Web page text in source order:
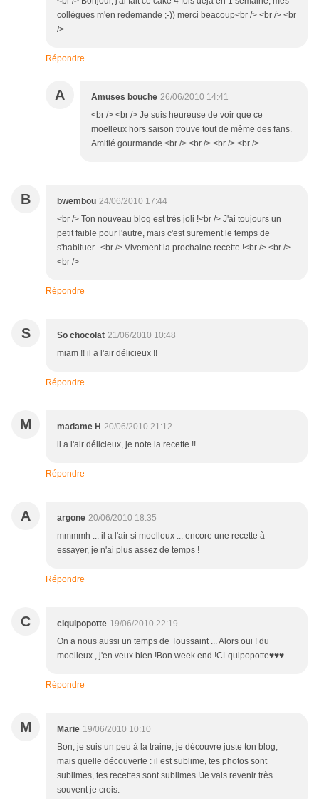
collègues m'en redemande ;-)) merci beacoup<br /> <br /> <br
/>
Répondre
A Amuses bouche 26/06/2010 14:41
<br /> <br /> Je suis heureuse de voir que ce
moelleux hors saison trouve tout de même des fans.
Amitié gourmande.<br /> <br /> <br /> <br />
B bwembou 24/06/2010 17:44
<br /> Ton nouveau blog est très joli !<br /> J'ai toujours un
petit faible pour l'autre, mais c'est surement le temps de
s'habituer...<br /> Vivement la prochaine recette !<br /> <br />
<br />
Répondre
S So chocolat 21/06/2010 10:48
miam !! il a l'air délicieux !!
Répondre
M madame H 20/06/2010 21:12
il a l'air délicieux, je note la recette !!
Répondre
A argone 20/06/2010 18:35
mmmmh ... il a l'air si moelleux ... encore une recette à
essayer, je n'ai plus assez de temps !
Répondre
C clquipopotte 19/06/2010 22:19
On a nous aussi un temps de Toussaint ... Alors oui ! du
moelleux , j'en veux bien !Bon week end !CLquipopotte♥♥♥
Répondre
M Marie 19/06/2010 10:10
Bon, je suis un peu à la traine, je découvre juste ton blog,
mais quelle découverte : il est sublime, tes photos sont
sublimes, tes recettes sont sublimes !Je vais revenir très
souvent je crois.